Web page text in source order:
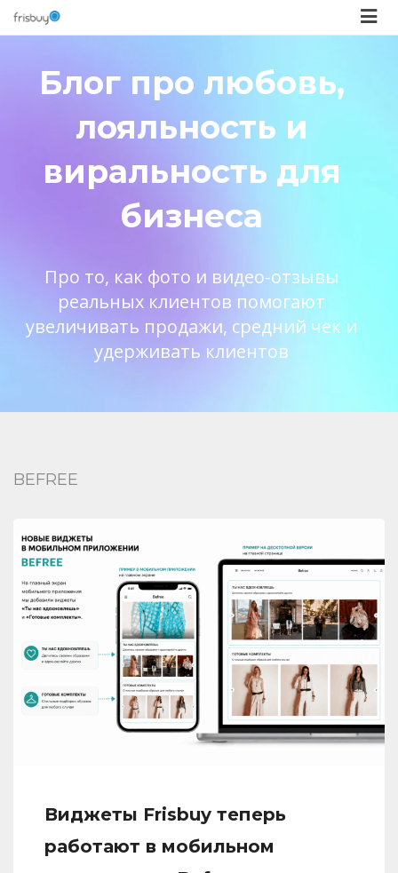
Блог про любовь,
лояльность и
виральность для
бизнеса
Про то, как фото и видео-отзывы
реальных клиентов помогают
увеличивать продажи, средний чек и
удерживать клиентов
BEFREE
Виджеты Frisbuy теперь
работают в мобильном